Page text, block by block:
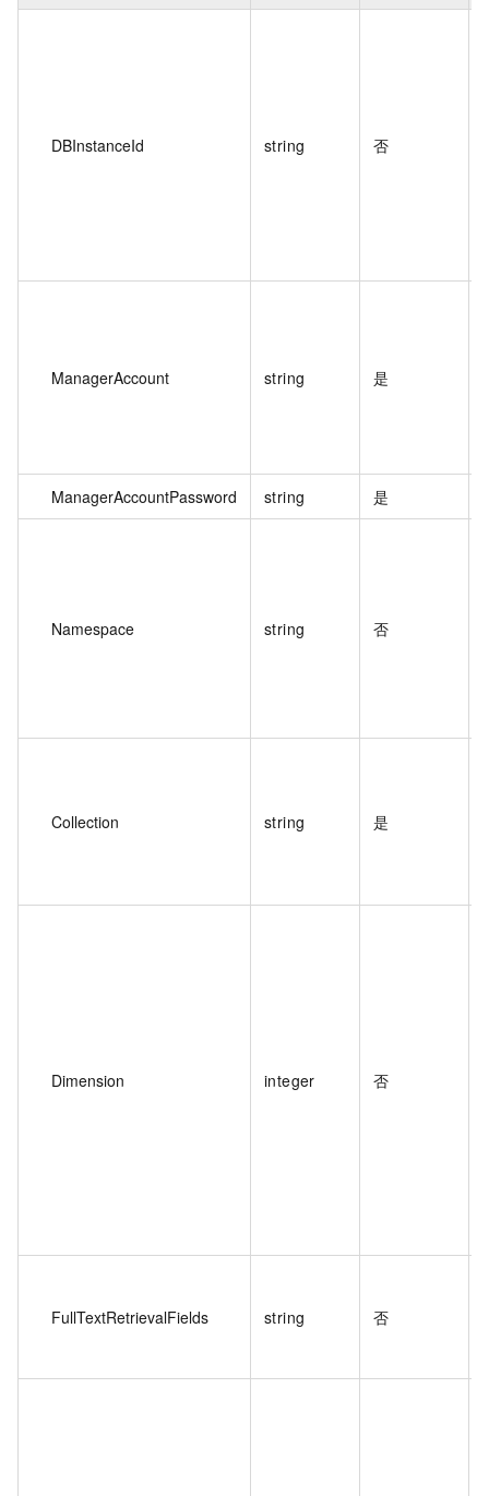
DBInstanceId string 否
ManagerAccount string 是
ManagerAccountPassword string 是
Namespace string 否
Collection string 是
Dimension integer 否
FullTextRetrievalFields string 否